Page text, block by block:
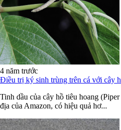
4 năm trước
Điều trị ký sinh trùng trên cá với cây
Tinh dầu của cây hồ tiêu hoang
địa của Amazon, có hiệu quả hơ...